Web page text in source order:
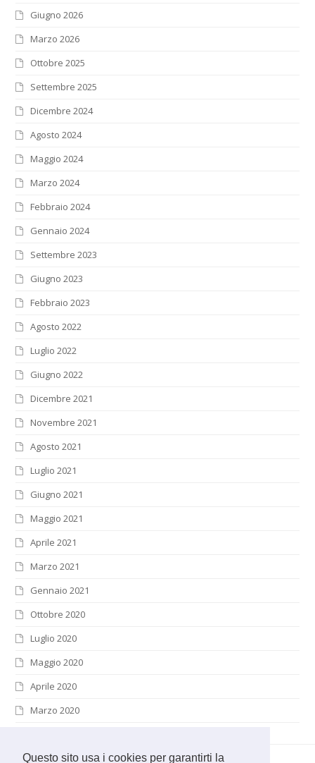
Questo sito usa i cookies per garantirti la
Giugno 2026
Marzo 2026
Ottobre 2025
Settembre 2025
Dicembre 2024
Agosto 2024
Maggio 2024
Marzo 2024
Febbraio 2024
Gennaio 2024
Settembre 2023
Giugno 2023
Febbraio 2023
Agosto 2022
Luglio 2022
Giugno 2022
Dicembre 2021
Novembre 2021
Agosto 2021
Luglio 2021
Giugno 2021
Maggio 2021
Aprile 2021
Marzo 2021
Gennaio 2021
Ottobre 2020
Luglio 2020
Maggio 2020
Aprile 2020
Marzo 2020